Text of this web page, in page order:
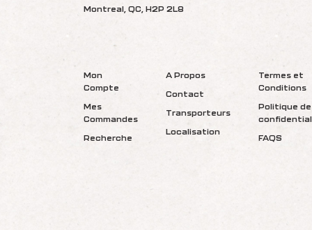
Montreal, QC, H2P 2L8
Mon
Compte
Mes
Commandes
Recherche
A Propos
Contact
Transporteurs
Localisation
Termes et
Conditions
Politique de
FAQS